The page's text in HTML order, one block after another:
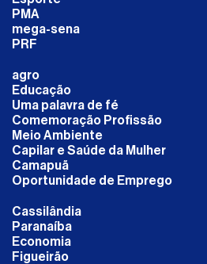
PMA
mega-sena
PRF
agro
Educação
Uma palavra de fé
Comemoração Profissão
Meio Ambiente
Capilar e Saúde da Mulher
Camapuã
Oportunidade de Emprego
Cassilândia
Paranaíba
Economia
Figueirão